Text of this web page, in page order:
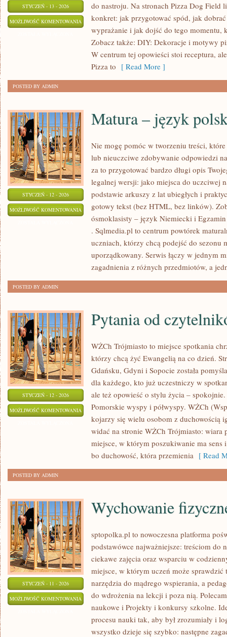
STYCZEŃ - 13 - 2026
MOŻLIWOŚĆ KOMENTOWANIA HISTORIA
PIZZY
do nastroju. Na stronach Pizza Dog Field
konkret: jak przygotować spód, jak
wyprażanie i jak dojść do tego momentu,
Zobacz także: DIY: Dekoracje i motywy
W centrum tej opowieści stoi receptura,
Pizza to [ Read More ]
POSTED BY ADMIN
STYCZEŃ - 12 - 2026
MOŻLIWOŚĆ KOMENTOWANIA MATURA
JĘZYK
POLSKI
Matura – język
Nie mogę pomóc w tworzeniu treści,
lub nieuczciwe zdobywanie odpowiedzi
za to przygotować bardzo długi opis
legalnej wersji: jako miejsca do uczciwej
podstawie arkuszy z lat ubiegłych i
gotowy tekst (bez HTML, bez linków).
ósmoklasisty – język Niemiecki i
. Sqlmedia.pl to centrum powtórek
uczniach, którzy chcą podejść do sezonu
uporządkowany. Serwis łączy w jednym
zagadnienia z różnych przedmiotów, a
POSTED BY ADMIN
STYCZEŃ - 12 - 2026
MOŻLIWOŚĆ KOMENTOWANIA PYTANIA
CZYTELNIKÓW
Pytania od
WŻCh Trójmiasto to miejsce spotkania
którzy chcą żyć Ewangelią na co dzień.
Gdańsku, Gdyni i Sopocie została
dla każdego, kto już uczestniczy w
ale też opowieść o stylu życia –
Pomorskie wyspy i półwyspy. WŻCh
kojarzy się wielu osobom z duchowością
widać na stronie WŻCh Trójmiasto: wiara
miejsce, w którym poszukiwanie ma sens
bo duchowość, która przemienia [ Read
POSTED BY ADMIN
STYCZEŃ - 11 - 2026
MOŻLIWOŚĆ KOMENTOWANIA WYCHOWANIE
FIZYCZNE
(WF)
Wychowanie
sptopolka.pl to nowoczesna platforma
podstawówce najważniejsze: treściom do
ciekawe zajęcia oraz wsparciu w
miejsce, w którym uczeń może sprawdzić
narzędzia do mądrego wspierania, a
do wdrożenia na lekcji i poza nią.
naukowe i Projekty i konkursy szkolne.
procesu nauki tak, aby był zrozumiały i
wszystko dzieje się szybko: następne